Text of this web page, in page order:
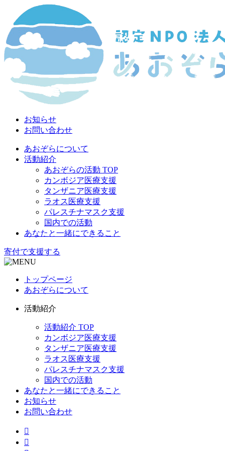
お知らせ
お問い合わせ
あおぞらについて
活動紹介
あおぞらの活動 TOP
カンボジア医療支援
タンザニア医療支援
ラオス医療支援
パレスチナマスク支援
国内での活動
あなたと一緒にできること
寄付で支援する
トップページ
あおぞらについて
活動紹介
活動紹介 TOP
カンボジア医療支援
タンザニア医療支援
ラオス医療支援
パレスチナマスク支援
国内での活動
あなたと一緒にできること
お知らせ
お問い合わせ